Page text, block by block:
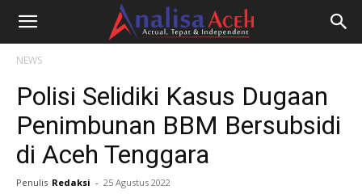
NEWS
Polisi Selidiki Kasus Dugaan
Penimbunan BBM Bersubsidi
di Aceh Tenggara
Penulis Redaksi - 25 Agustus 2022